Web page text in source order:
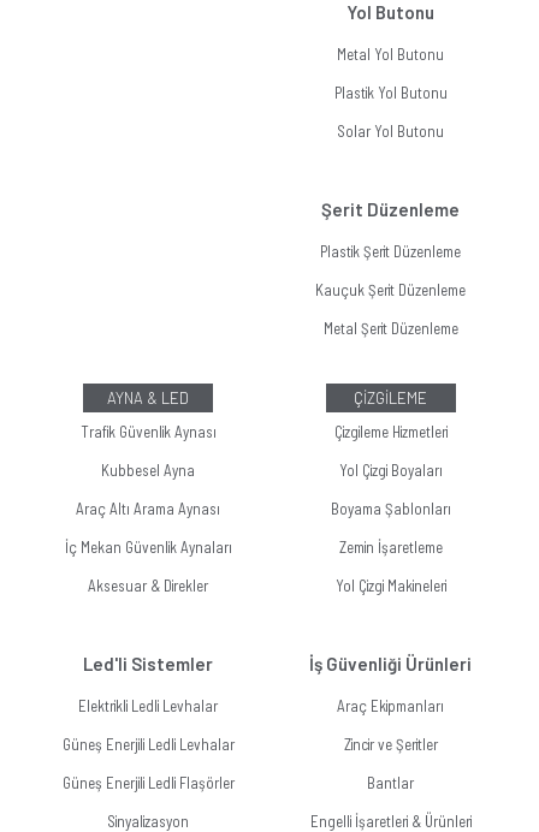
Yol Butonu
Metal Yol Butonu
Plastik Yol Butonu
Solar Yol Butonu
Şerit Düzenleme
Plastik Şerit Düzenleme
Kauçuk Şerit Düzenleme
Metal Şerit Düzenleme
AYNA & LED
Trafik Güvenlik Aynası
Kubbesel Ayna
Araç Altı Arama Aynası
İç Mekan Güvenlik Aynaları
Aksesuar & Direkler
Led'li Sistemler
Elektrikli Ledli Levhalar
Güneş Enerjili Ledli Levhalar
Güneş Enerjili Ledli Flaşörler
Sinyalizasyon
ÇİZGİLEME
Çizgileme Hizmetleri
Yol Çizgi Boyaları
Boyama Şablonları
Zemin İşaretleme
Yol Çizgi Makineleri
İş Güvenliği Ürünleri
Araç Ekipmanları
Zincir ve Şeritler
Bantlar
Engelli İşaretleri & Ürünleri